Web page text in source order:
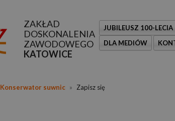
ZAKŁAD
DOSKONALENIA
ZAWODOWEGO
KATOWICE
JUBILEUSZ 100-LECIA
DLA MEDIÓW
Konserwator suwnic » Zapisz się